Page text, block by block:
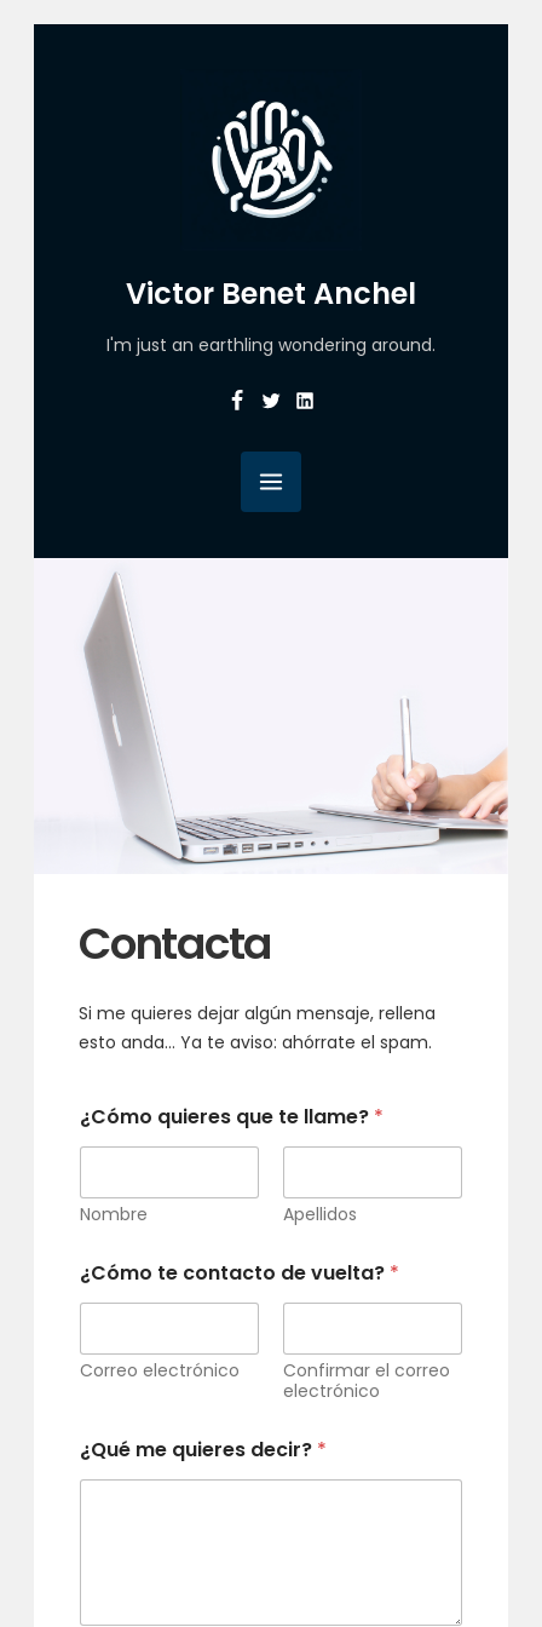
Victor Benet Anchel
I'm just an earthling wondering around.
Facebook
TwitterLinkedin
Contacta
Si me quieres dejar algún mensaje, rellena
esto anda… Ya te aviso: ahórrate el spam.
¿Cómo quieres que te llame? *
Nombre Apellidos
¿Cómo te contacto de vuelta? *
Correo electrónico
Confirmar el correo
electrónico
¿Qué me quieres decir? *